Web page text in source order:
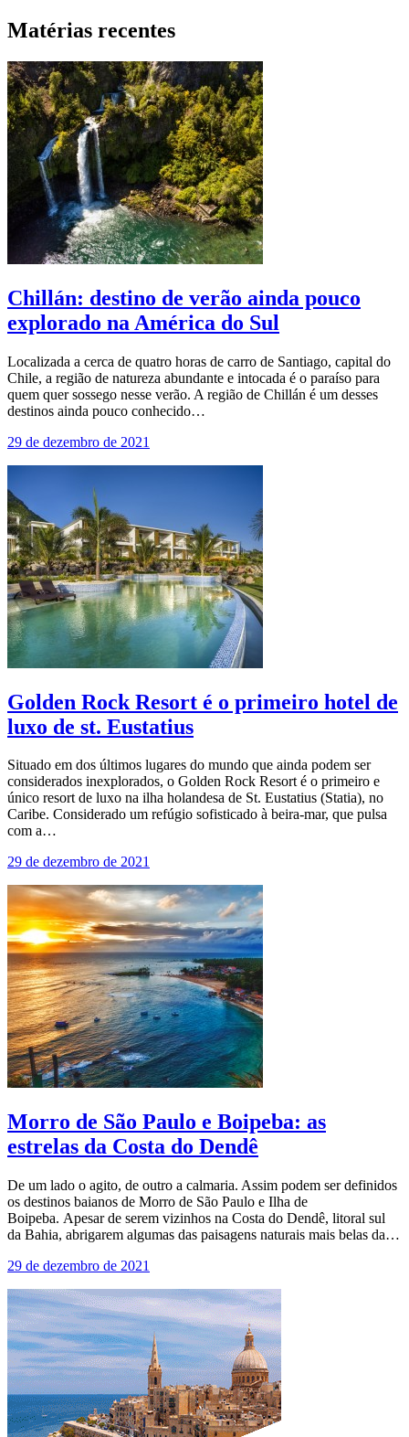
Matérias recentes
Chillán: destino de verão ainda pouco
explorado na América do Sul
Localizada a cerca de quatro horas de carro de Santiago, capital do
Chile, a região de natureza abundante e intocada é o paraíso para
quem quer sossego nesse verão. A região de Chillán é um desses
destinos ainda pouco conhecido…
29 de dezembro de 2021
Golden Rock Resort é o primeiro hotel de
luxo de st. Eustatius
Situado em dos últimos lugares do mundo que ainda podem ser
considerados inexplorados, o Golden Rock Resort é o primeiro e
único resort de luxo na ilha holandesa de St. Eustatius (Statia), no
Caribe. Considerado um refúgio sofisticado à beira-mar, que pulsa
com a…
29 de dezembro de 2021
Morro de São Paulo e Boipeba: as
estrelas da Costa do Dendê
De um lado o agito, de outro a calmaria. Assim podem ser definidos
os destinos baianos de Morro de São Paulo e Ilha de
Boipeba. Apesar de serem vizinhos na Costa do Dendê, litoral sul
da Bahia, abrigarem algumas das paisagens naturais mais belas da…
29 de dezembro de 2021